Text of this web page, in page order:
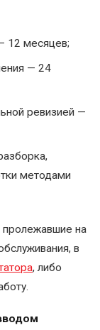
12 месяцев;
— 24
ревизией —
методами
пролежавшие на
в
, либо